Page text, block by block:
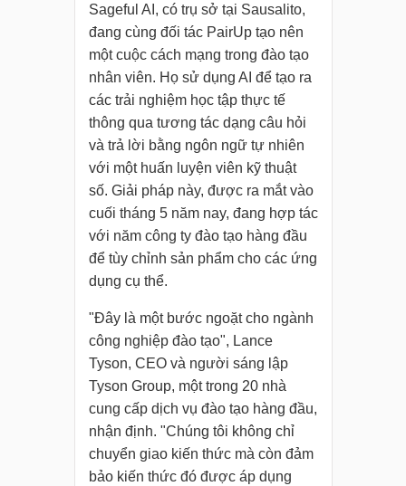
Sageful AI, có trụ sở tại Sausalito,
đang cùng đối tác PairUp tạo nên
một cuộc cách mạng trong đào tạo
nhân viên. Họ sử dụng AI để tạo ra
các trải nghiệm học tập thực tế
thông qua tương tác dạng câu hỏi
và trả lời bằng ngôn ngữ tự nhiên
với một huấn luyện viên kỹ thuật
số. Giải pháp này, được ra mắt vào
cuối tháng 5 năm nay, đang hợp tác
với năm công ty đào tạo hàng đầu
để tùy chỉnh sản phẩm cho các ứng
dụng cụ thể.
"Đây là một bước ngoặt cho ngành
công nghiệp đào tạo", Lance
Tyson, CEO và người sáng lập
Tyson Group, một trong 20 nhà
cung cấp dịch vụ đào tạo hàng đầu,
nhận định. "Chúng tôi không chỉ
chuyển giao kiến thức mà còn đảm
bảo kiến thức đó được áp dụng